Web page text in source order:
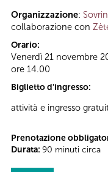
Organizzazione:
collaborazione con
Orario:
Venerdì 21 novembre
ore 14.00
Biglietto d'ingresso:
attività e ingresso
Prenotazione
Durata: 90 minuti circa